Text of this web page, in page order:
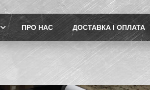
ПРО НАС ДОСТАВКА І ОПЛАТА